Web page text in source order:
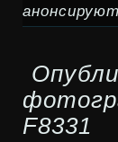
анонсируют
F8331